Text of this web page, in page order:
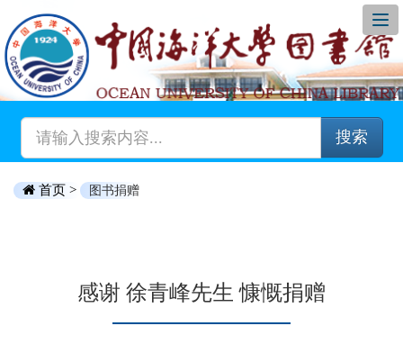
搜索
首页 > 图书捐赠
感谢 徐青峰先生 慷慨捐赠